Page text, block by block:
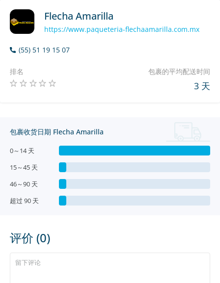
Flecha Amarilla
https://www.paqueteria-flechaamarilla.com.mx
(55) 51 19 15 07
排名 包裹的平均配送时间
3 天
包裹收货日期 Flecha Amarilla
0～14 天
15～45 天
46～90 天
超过 90 天
评价 (0)